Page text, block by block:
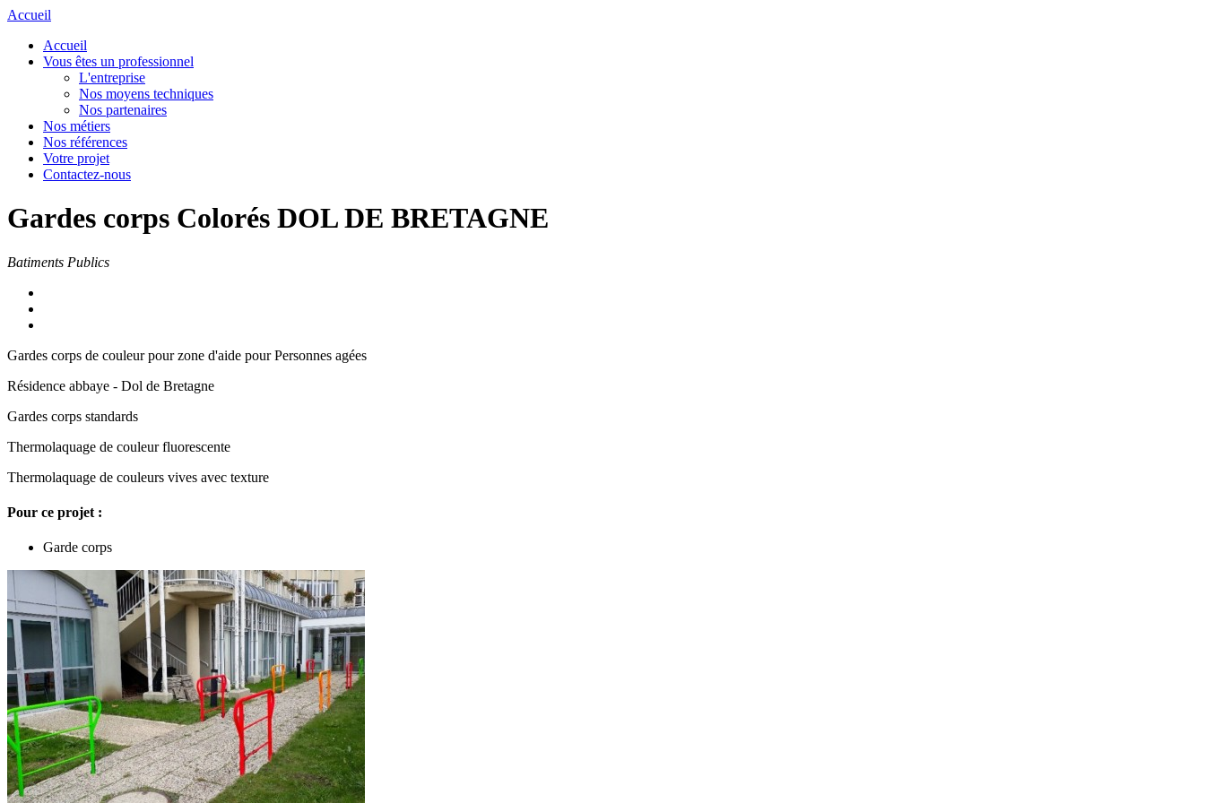
Accueil
Accueil
Vous êtes un professionnel
L'entreprise
Nos moyens techniques
Nos partenaires
Nos métiers
Nos références
Votre projet
Contactez-nous
Gardes corps Colorés DOL DE BRETAGNE
Batiments Publics
Gardes corps de couleur pour zone d'aide pour Personnes agées
Résidence abbaye - Dol de Bretagne
Gardes corps standards
Thermolaquage de couleur fluorescente
Thermolaquage de couleurs vives avec texture
Pour ce projet :
Garde corps